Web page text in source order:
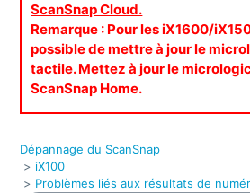
ScanSnap Cloud.
Remarque : Pour les iX1600/
possible de mettre à jour le
tactile. Mettez à jour le
ScanSnap Home.
Dépannage du ScanSnap
iX100
Problèmes liés aux résultats de